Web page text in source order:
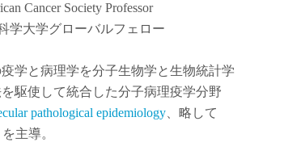
Cancer Society Professor
学大学グローバルフェロー
学と病理学を分子生物学と生物統計学
駆使して統合した分子病理疫学分野
pathological epidemiology、略して
主導。